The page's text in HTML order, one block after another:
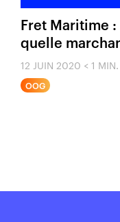
Fret Maritime
quelle
12 JUIN 2020 < 1 MIN.
OOG